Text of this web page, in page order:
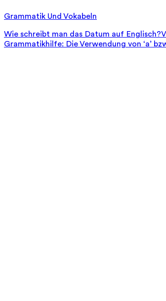
Grammatik Und Vokabeln
Wie schreibt man das Datum auf Englisch?
Grammatikhilfe: Die Verwendung von ‘a’